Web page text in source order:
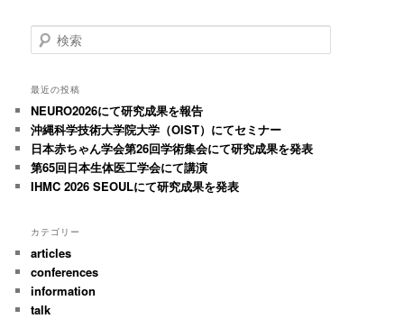
検
索
最近の投稿
NEURO2026にて研究成果を報告
沖縄科学技術大学院大学（OIST）にてセミナー
日本赤ちゃん学会第26回学術集会にて研究成果を発表
第65回日本生体医工学会にて講演
IHMC 2026 SEOULにて研究成果を発表
カテゴリー
articles
conferences
information
talk